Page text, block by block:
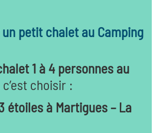
petit chalet au Camping
1 à 4 personnes au
c’est choisir :
étoiles à Martigues – La